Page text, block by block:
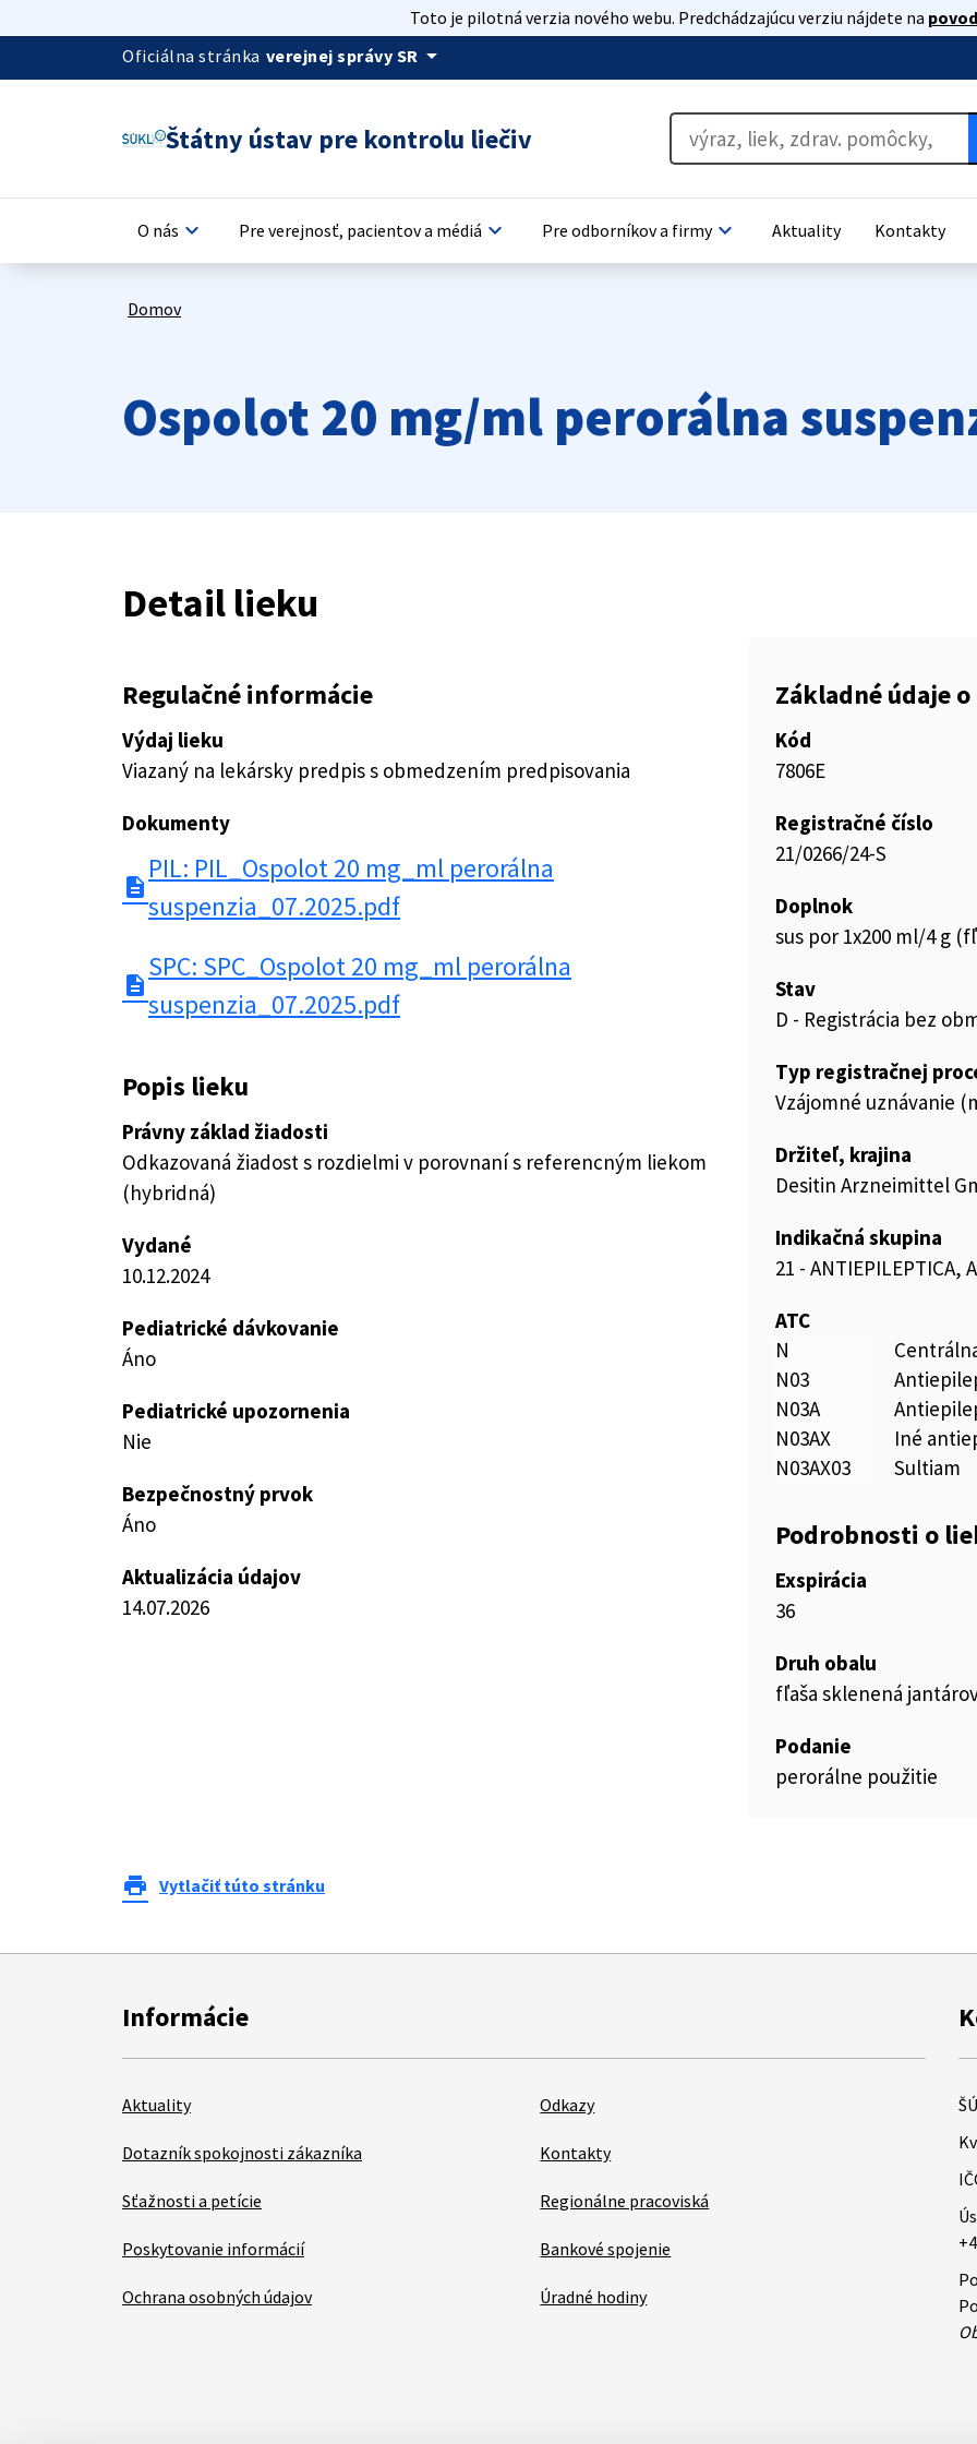
Toto je pilotná verzia nového webu. Predchádzajúcu verziu nájdete na
Oficiálna stránka verejnej správy SR arrow_drop_down
Štátny ústav pre kontrolu liečiv
O nás keyboard_arrow_down Pre verejnosť, pacientov a médiá keyboard_arrow_down Pre odborníkov a firmykeyboard_arrow_down Aktuality Kontakty
Domov
Ospolot 20 mg/ml perorálna
Detail lieku
Regulačné informácie
Výdaj lieku
Viazaný na lekársky predpis s obmedzením predpisovania
Dokumenty
description
PIL: PIL_Ospolot 20 mg_ml perorálna
suspenzia_07.2025.pdf
description
SPC: SPC_Ospolot 20 mg_ml perorálna
suspenzia_07.2025.pdf
Popis lieku
Právny základ žiadosti
Odkazovaná žiadost s rozdielmi v porovnaní s referencným liekom
(hybridná)
Vydané
10.12.2024
Pediatrické dávkovanie
Áno
Pediatrické upozornenia
Nie
Bezpečnostný prvok
Áno
Aktualizácia údajov
14.07.2026
Základné údaje
Kód
7806E
Registračné číslo
21/0266/24-S
Doplnok
sus por 1x200 ml/4 g
Stav
D - Registrácia bez
Typ registračnej
Vzájomné uznávanie
Držiteľ, krajina
Desitin Arzneimittel
Indikačná skupina
21 - ANTIEPILEPTICA,
ATC
N
N03
N03A
N03AX
Iné
N03AX03
Sultiam
Podrobnosti o
Exspirácia
36
Druh obalu
fľaša sklenená
Podanie
perorálne použitie
print Vytlačiť túto stránku
Informácie
Aktuality
Dotazník spokojnosti zákazníka
Sťažnosti a petície
Poskytovanie informácií
Ochrana osobných údajov
Odkazy
Kontakty
Regionálne pracoviská
Bankové spojenie
Úradné hodiny